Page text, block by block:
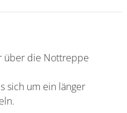
über die Nottreppe
sich um ein länger